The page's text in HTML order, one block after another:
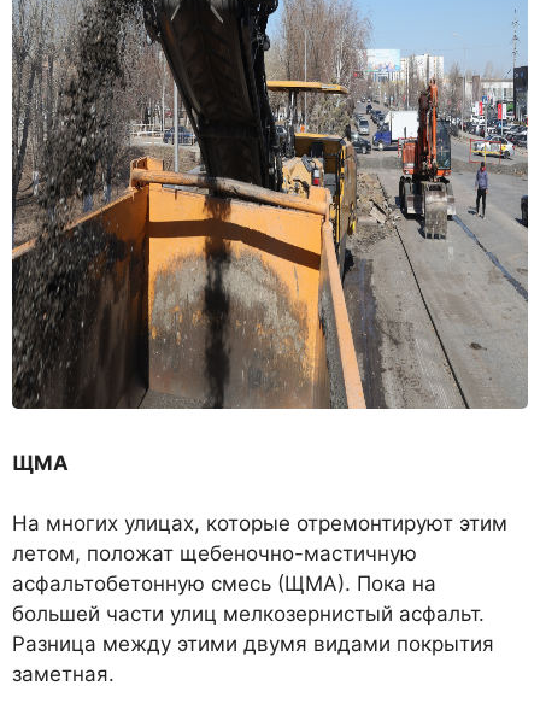
ЩМА
На многих улицах, которые отремонтируют этим
летом, положат щебеночно-мастичную
асфальтобетонную смесь (ЩМА). Пока на
большей части улиц мелкозернистый асфальт.
Разница между этими двумя видами покрытия
заметная.